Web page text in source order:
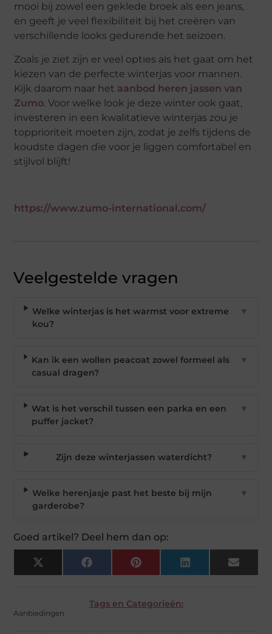
mooi bij zowel een geklede broek als een jeans,
en geeft je veel flexibiliteit bij het creëren van
verschillende looks gedurende het seizoen.
Zoals je ziet zijn er veel opties als het gaat om het
kiezen van de perfecte winterjas voor mannen.
Kijk daarom naar het aanbod heren jassen van
Zumo. Voor welke look je deze winter ook gaat,
investeren in een kwalitatieve winterjas zou je
topprioriteit moeten zijn, zodat je zelfs tijdens de
koudste dagen die voor je liggen comfortabel en
stijlvol blijft!
https://www.zumo-international.com/
Veelgestelde vragen
Welke winterjas is het warmst voor extreme
kou?
▼
Kan ik een wollen peacoat zowel formeel als
casual dragen?
▼
Wat is het verschil tussen een parka en een
puffer jacket?
▼
Zijn deze winterjassen waterdicht? ▼
Welke herenjasje past het beste bij mijn
garderobe?
▼
Goed artikel? Deel hem dan op:
X
(Twitter)
Facebook Pinterest LinkedIn Email
Tags en Categorieën:
Aanbiedingen